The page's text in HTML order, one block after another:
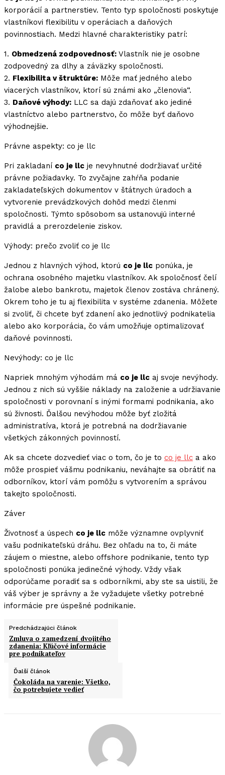
korporácií a partnerstiev. Tento typ spoločnosti poskytuje
vlastníkovi flexibilitu v operáciach a daňových
povinnostiach. Medzi hlavné charakteristiky patrí:
1. Obmedzená zodpovednosť: Vlastník nie je osobne
zodpovedný za dlhy a záväzky spoločnosti.
2. Flexibilita v štruktúre: Môže mať jedného alebo
viacerých vlastníkov, ktorí sú známi ako „členovia“.
3. Daňové výhody: LLC sa dajú zdaňovať ako jediné
vlastníctvo alebo partnerstvo, čo môže byť daňovo
výhodnejšie.
Právne aspekty: co je llc
Pri zakladaní co je llc je nevyhnutné dodržiavať určité
právne požiadavky. To zvyčajne zahŕňa podanie
zakladateľských dokumentov v štátnych úradoch a
vytvorenie prevádzkových dohôd medzi členmi
spoločnosti. Týmto spôsobom sa ustanovujú interné
pravidlá a prerozdelenie ziskov.
Výhody: prečo zvoliť co je llc
Jednou z hlavných výhod, ktorú co je llc ponúka, je
ochrana osobného majetku vlastníkov. Ak spoločnosť čelí
žalobe alebo bankrotu, majetok členov zostáva chránený.
Okrem toho je tu aj flexibilita v systéme zdanenia. Môžete
si zvoliť, či chcete byť zdanení ako jednotlivý podnikatelia
alebo ako korporácia, čo vám umožňuje optimalizovať
daňové povinnosti.
Nevýhody: co je llc
Napriek mnohým výhodám má co je llc aj svoje nevýhody.
Jednou z nich sú vyššie náklady na založenie a udržiavanie
spoločnosti v porovnaní s inými formami podnikania, ako
sú živnosti. Ďalšou nevýhodou môže byť zložitá
administratíva, ktorá je potrebná na dodržiavanie
všetkých zákonných povinností.
Ak sa chcete dozvedieť viac o tom, čo je to co je llc a ako
môže prospieť vášmu podnikaniu, neváhajte sa obrátiť na
odborníkov, ktorí vám pomôžu s vytvorením a správou
takejto spoločnosti.
Záver
Životnosť a úspech co je llc môže významne ovplyvniť
vašu podnikateľskú dráhu. Bez ohľadu na to, či máte
záujem o miestne, alebo offshore podnikanie, tento typ
spoločnosti ponúka jedinečné výhody. Vždy však
odporúčame poradiť sa s odborníkmi, aby ste sa uistili, že
váš výber je správny a že vyžadujete všetky potrebné
informácie pre úspešné podnikanie.
Predchádzajúci článok
Zmluva o zamedzení dvojitého
zdanenia: Kľúčové informácie
pre podnikateľov
Ďalší článok
Čokoláda na varenie: Všetko,
čo potrebujete vedieť